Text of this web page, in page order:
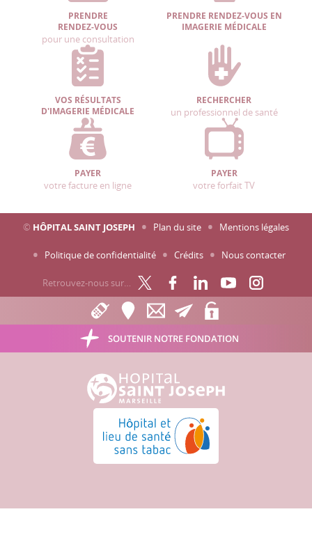
PRENDRE
RENDEZ-VOUS
pour une consultation
PRENDRE RENDEZ-VOUS EN
IMAGERIE MÉDICALE
VOS RÉSULTATS
D'IMAGERIE MÉDICALE
RECHERCHER
un professionnel de santé
PAYER
votre facture en ligne
PAYER
votre forfait TV
© HÔPITAL SAINT JOSEPH Plan du site Mentions légales
Politique de confidentialité Crédits Nous contacter
Retrouvez-nous sur…
SOUTENIR NOTRE FONDATION
Hôpital Saint Joseph - Marseille
Hôpital et lieu de santé sans tabac